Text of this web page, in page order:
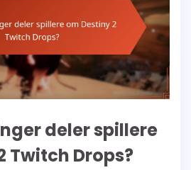
deler spillere
Twitch Drops?